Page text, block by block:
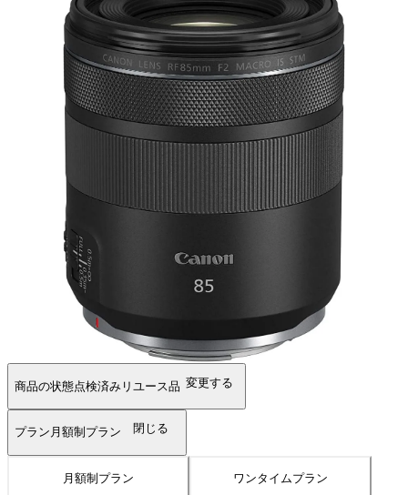
商品の状態点検済みリユース品 変更する
プラン 月額制プラン 閉じる
月額制プラン ワンタイムプラン